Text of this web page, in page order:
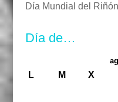
Día Mundial del
Día de…
L M X